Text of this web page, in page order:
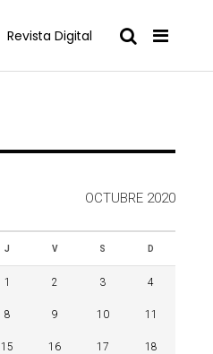
Revista Digital
OCTUBRE 2020
J V S D
1 2 3 4
8 9 10 11
15 16 17 18